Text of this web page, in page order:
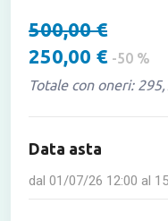
500,00 €
250,00 € -50 %
Totale con oneri:
Data asta
dal 01/07/26 12:00 al